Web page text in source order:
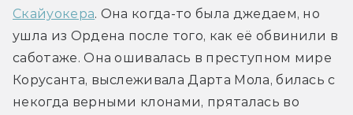
Скайуокера. Она когда-то была джедаем, но
ушла из Ордена после того, как её обвинили в
саботаже. Она ошивалась в преступном мире
Корусанта, выслеживала Дарта Мола, билась с
некогда верными клонами, пряталась во